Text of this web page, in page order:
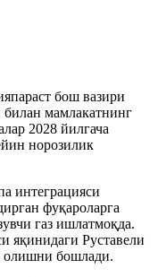
бош вазири
мамлакатнинг
2028 йилгача
норозилик
интеграцияси
фуқароларга
газ ишлатмоқда.
яқинидаги Руставели
олишни бошлади.